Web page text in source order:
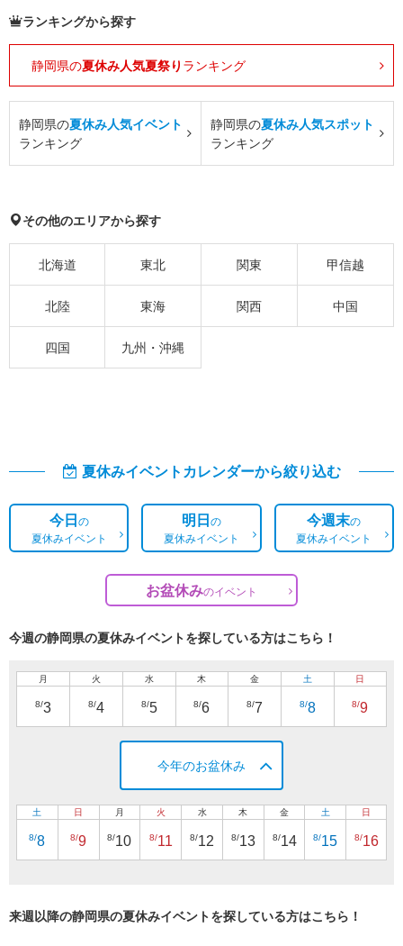
ランキングから探す
静岡県の夏休み人気夏祭り ランキング
静岡県の夏休み人気イベント
ランキング
静岡県の夏休み人気スポット
ランキング
その他のエリアから探す
北海道 東北 関東 甲信越
北陸 東海 関西 中国
四国 九州・沖縄
夏休みイベントカレンダーから絞り込む
今日の
夏休みイベント
明日の
夏休みイベント
今週末の
夏休みイベント
お盆休みのイベント
今週の静岡県の夏休みイベントを探している方はこちら！
月
8/3
火
8/4
水
8/5
木
8/6
金
8/7
土
8/8
日
8/9
今年のお盆休み
土
8/8
日
8/9
月
8/10
火
8/11
水
8/12
木
8/13
金
8/14
土
8/15
日
8/16
来週以降の静岡県の夏休みイベントを探している方はこちら！